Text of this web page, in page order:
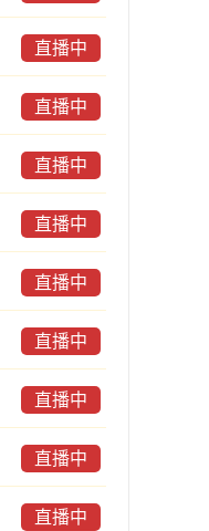
直播中
直播中
直播中
直播中
直播中
直播中
直播中
直播中
直播中